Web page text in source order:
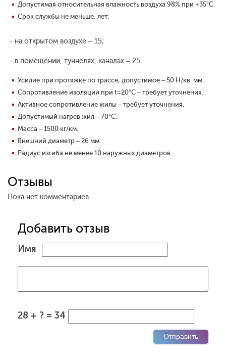
Допустимая относительная влажность воздуха 98% при +35°С.
Срок службы не меньше, лет:
- на открытом воздухе – 15;
- в помещении, туннелях, каналах – 25.
Усилие при протяжке по трассе, допустимое – 50 Н/кв. мм.
Сопротивление изоляции при t=20°С – требует уточнения.
Активное сопротивление жилы – требует уточнения.
Допустимый нагрев жил – 70°С.
Масса – 1500 кг/км.
Внешний диаметр – 26 мм.
Радиус изгиба не менее 10 наружных диаметров.
Отзывы
Пока нет комментариев
Добавить отзыв
Имя
28 + ? = 34